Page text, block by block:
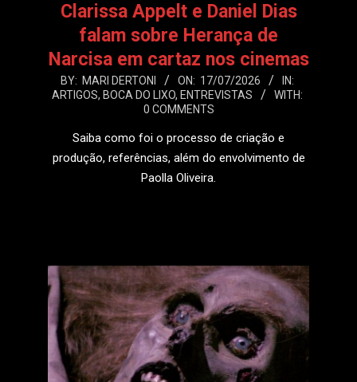
Clarissa Appelt e Daniel Dias
falam sobre Herança de
Narcisa em cartaz nos cinemas
2026-
07-
BY: MARI DERTONI ON: 17/07/2026
IN:
ARTIGOS, BOCA DO LIXO, ENTREVISTAS
WITH:
0 COMMENTS
Saiba como foi o processo de criação e
produção, referências, além do envolvimento de
Paolla Oliveira.